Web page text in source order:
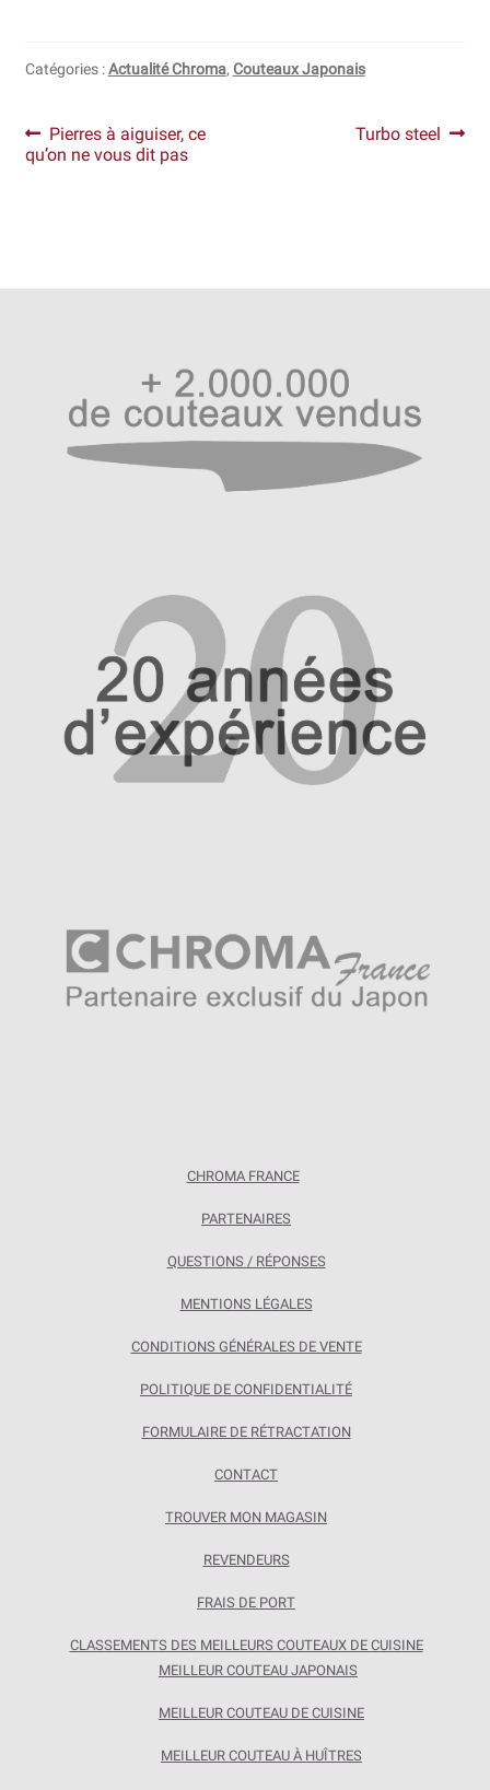
Catégories :Actualité Chroma, Couteaux Japonais
Navigation
de
Article
précédent :
Pierres à aiguiser, ce
qu’on ne vous dit pas
Article
Turbo steel
CHROMA FRANCE
PARTENAIRES
QUESTIONS / RÉPONSES
MENTIONS LÉGALES
CONDITIONS GÉNÉRALES DE VENTE
POLITIQUE DE CONFIDENTIALITÉ
FORMULAIRE DE RÉTRACTATION
CONTACT
TROUVER MON MAGASIN
REVENDEURS
FRAIS DE PORT
CLASSEMENTS DES MEILLEURS COUTEAUX DE CUISINE
MEILLEUR COUTEAU JAPONAIS
MEILLEUR COUTEAU DE CUISINE
MEILLEUR COUTEAU À HUÎTRES